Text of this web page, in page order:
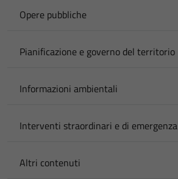
Opere pubbliche
Pianificazione e governo del territorio
Informazioni ambientali
Interventi straordinari e di emergenza
Altri contenuti